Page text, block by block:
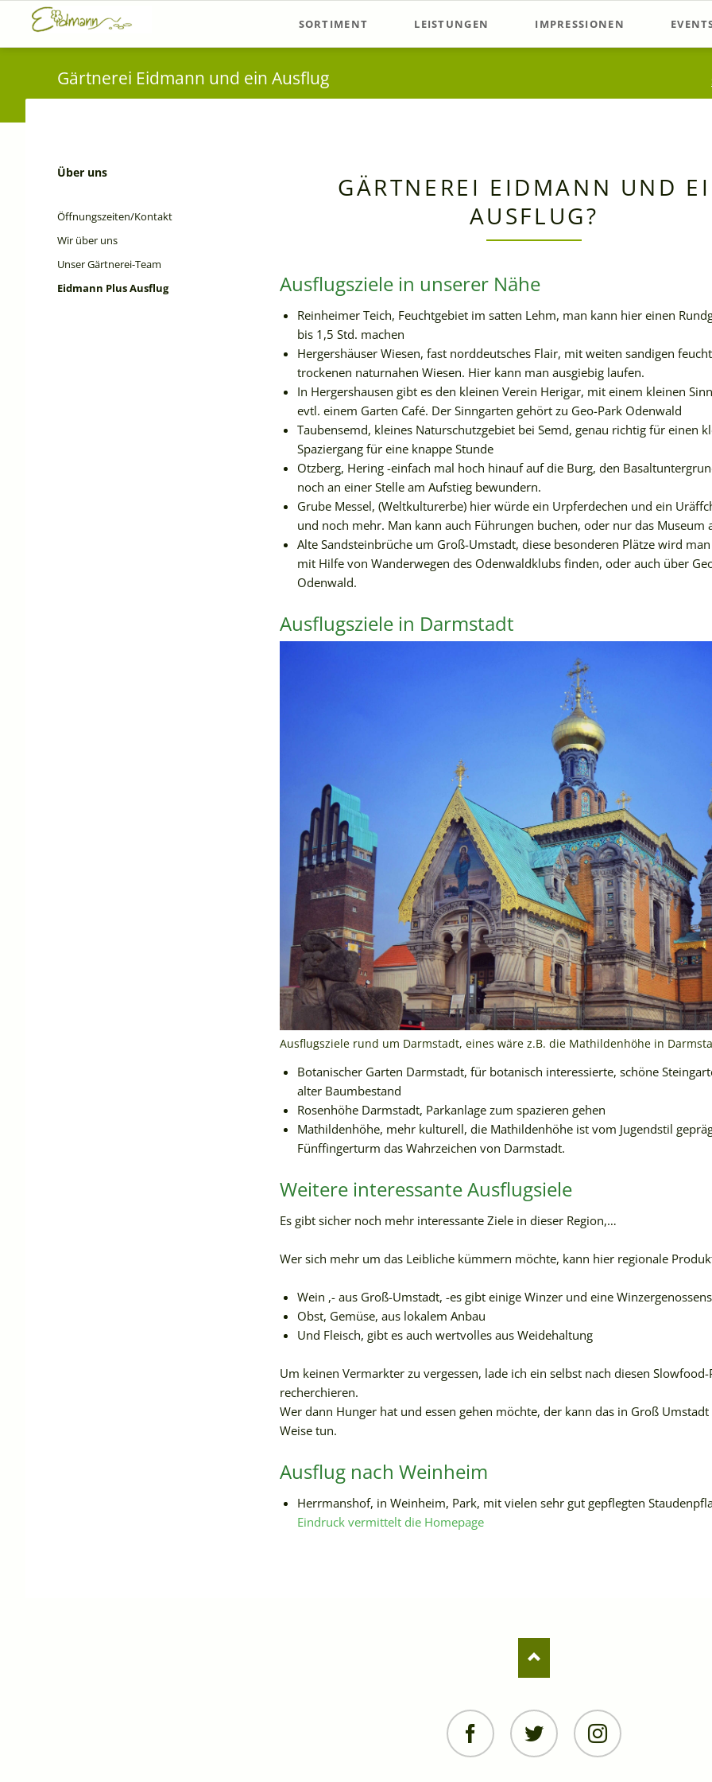
SORTIMENT
Pflanzvorschläge
LEISTUNGEN IMPRESSIONEN
Gärtnerei Eidmann und ein Ausflug
GÄRTNEREI EIDMANN UND
AUSFLUG?
Ausflugsziele in unserer Nähe
Reinheimer Teich, Feuchtgebiet im satten Lehm, man kann hier einen
bis 1,5 Std. machen
Hergershäuser Wiesen, fast norddeutsches Flair, mit weiten sandigen
trockenen naturnahen Wiesen. Hier kann man ausgiebig laufen.
In Hergershausen gibt es den kleinen Verein Herigar, mit einem kleinen
evtl. einem Garten Café. Der Sinngarten gehört zu Geo-Park Odenwald
Taubensemd, kleines Naturschutzgebiet bei Semd, genau richtig für einen
Spaziergang für eine knappe Stunde
Otzberg, Hering -einfach mal hoch hinauf auf die Burg, den
noch an einer Stelle am Aufstieg bewundern.
Grube Messel, (Weltkulturerbe) hier würde ein Urpferdechen und ein
und noch mehr. Man kann auch Führungen buchen, oder nur das Museum
Alte Sandsteinbrüche um Groß-Umstadt, diese besonderen Plätze wird
mit Hilfe von Wanderwegen des Odenwaldklubs finden, oder auch über
Odenwald.
Ausflugsziele in Darmstadt
Ausflugsziele rund um Darmstadt, eines wäre z.B. die Mathildenhöhe in
Botanischer Garten Darmstadt, für botanisch interessierte, schöne
alter Baumbestand
Rosenhöhe Darmstadt, Parkanlage zum spazieren gehen
Mathildenhöhe, mehr kulturell, die Mathildenhöhe ist vom Jugendstil
Fünffingerturm das Wahrzeichen von Darmstadt.
Weitere interessante Ausflugsiele
Es gibt sicher noch mehr interessante Ziele in dieser Region,…
Wer sich mehr um das Leibliche kümmern möchte, kann hier regionale
Wein ,- aus Groß-Umstadt, -es gibt einige Winzer und eine
Obst, Gemüse, aus lokalem Anbau
Und Fleisch, gibt es auch wertvolles aus Weidehaltung
Um keinen Vermarkter zu vergessen, lade ich ein selbst nach diesen
recherchieren.
Wer dann Hunger hat und essen gehen möchte, der kann das in Groß
Weise tun.
Ausflug nach Weinheim
Herrmanshof, in Weinheim, Park, mit vielen sehr gut gepflegten
Eindruck vermittelt die Homepage
Über uns
überspringen
Öffnungszeiten/Kontakt
Wir über uns
Unser Gärtnerei-Team
Eidmann Plus Ausflug